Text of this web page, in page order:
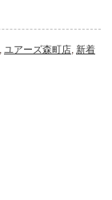
ユアーズ森町店 新着